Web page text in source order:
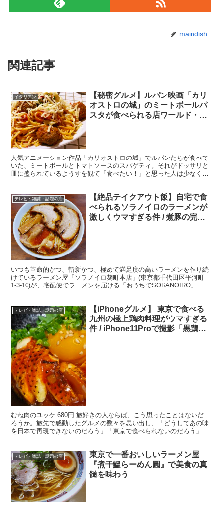
maindish
関連記事
イタリアン
【秘密グルメ】ルパン映画「カリ
オストロの城」のミートボールパ
スタが食べられる店ワールド・ミ
人気アニメーション作品「カリオストロの城」でルパンたちが食べて
いた、ミートボールとトマトソースのスパゲティ。それがドッサリと
皿に盛られているようすを観て「食べたい！」と思った人は少なくな
テレビ・雑誌・話題の店
【絶品テイクアウト飯】自宅で食
べられるソラノイロのラーメンが
激しくウマすぎる件 / 煮豚の完成
いつも革命的かつ、斬新かつ、極めて満足度の高いラーメンを作り続
けているラーメン屋「ソラノイロ麹町本店」(東京都千代田区平河町
1-3-10)が、宅配便でラーメンを届ける「おうちでSORANOIRO」を
テレビ・雑誌・話題の店
【iPhoneグルメ】 東京で食べる
九州の極上鶏肉料理がウマすぎる
件 / iPhone11Proで撮影「黒鶏フ
むね肉のユッケ 680円 旅好きの人ならば、こう思ったことはないだ
ろうか。旅先で感動したグルメの数々を思い出し、「どうしてあの味
を日本で再現できないのだろう」「東京で食べられないのだろう」
テレビ・雑誌・話題の店
東京で一番おいしいラーメン屋
『煮干鰮らーめん圓』で美食の真
髄を味わう